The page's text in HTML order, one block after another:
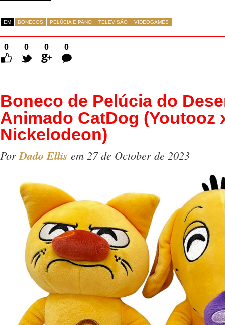
EM BONECOS PELÚCIA E PANO TELEVISÃO VIDEOGAMES
0 0 0
0
Comentários
Boneco de Pelúcia do
Animado CatDog (Youtooz
Nickelodeon)
PorDado Ellis em 27 de October de 2023